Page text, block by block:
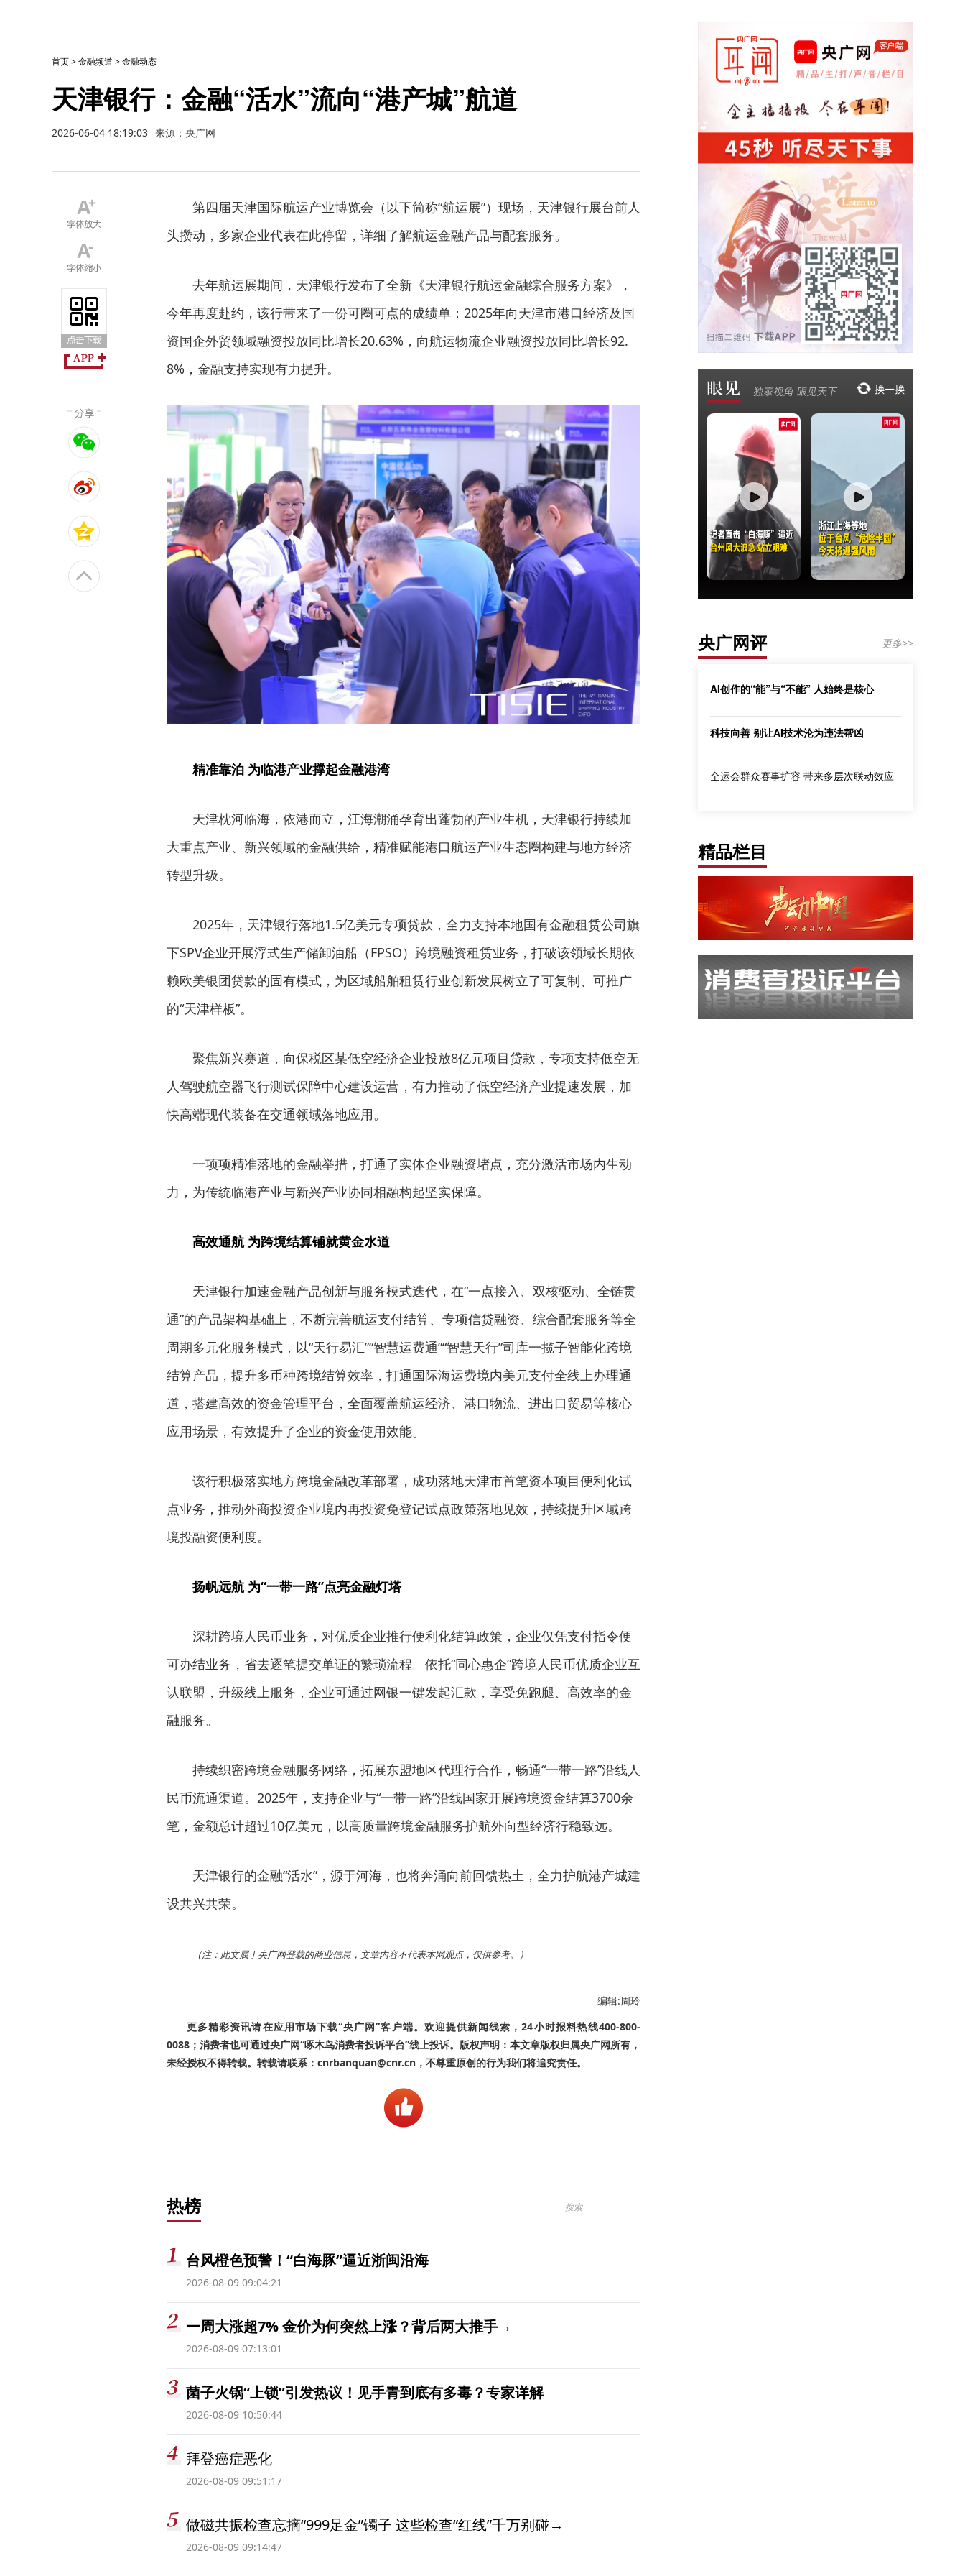
首页>金融频道 >金融动态
天津银行：金融“活水”流向“港产城”航道
2026-06-04 18:19:03 来源：央广网
第四届天津国际航运产业博览会（以下简称“航运展”）现场，天津银行展台前人
头攒动，多家企业代表在此停留，详细了解航运金融产品与配套服务。
去年航运展期间，天津银行发布了全新《天津银行航运金融综合服务方案》，
今年再度赴约，该行带来了一份可圈可点的成绩单：2025年向天津市港口经济及国
资国企外贸领域融资投放同比增长20.63%，向航运物流企业融资投放同比增长92.
8%，金融支持实现有力提升。
精准靠泊 为临港产业撑起金融港湾
天津枕河临海，依港而立，江海潮涌孕育出蓬勃的产业生机，天津银行持续加
大重点产业、新兴领域的金融供给，精准赋能港口航运产业生态圈构建与地方经济
转型升级。
2025年，天津银行落地1.5亿美元专项贷款，全力支持本地国有金融租赁公司旗
下SPV企业开展浮式生产储卸油船（FPSO）跨境融资租赁业务，打破该领域长期依
赖欧美银团贷款的固有模式，为区域船舶租赁行业创新发展树立了可复制、可推广
的“天津样板”。
聚焦新兴赛道，向保税区某低空经济企业投放8亿元项目贷款，专项支持低空无
人驾驶航空器飞行测试保障中心建设运营，有力推动了低空经济产业提速发展，加
快高端现代装备在交通领域落地应用。
一项项精准落地的金融举措，打通了实体企业融资堵点，充分激活市场内生动
力，为传统临港产业与新兴产业协同相融构起坚实保障。
高效通航 为跨境结算铺就黄金水道
天津银行加速金融产品创新与服务模式迭代，在“一点接入、双核驱动、全链贯
通”的产品架构基础上，不断完善航运支付结算、专项信贷融资、综合配套服务等全
周期多元化服务模式，以“天行易汇”“智慧运费通”“智慧天行”司库一揽子智能化跨境
结算产品，提升多币种跨境结算效率，打通国际海运费境内美元支付全线上办理通
道，搭建高效的资金管理平台，全面覆盖航运经济、港口物流、进出口贸易等核心
应用场景，有效提升了企业的资金使用效能。
该行积极落实地方跨境金融改革部署，成功落地天津市首笔资本项目便利化试
点业务，推动外商投资企业境内再投资免登记试点政策落地见效，持续提升区域跨
境投融资便利度。
扬帆远航 为“一带一路”点亮金融灯塔
深耕跨境人民币业务，对优质企业推行便利化结算政策，企业仅凭支付指令便
可办结业务，省去逐笔提交单证的繁琐流程。依托“同心惠企”跨境人民币优质企业互
认联盟，升级线上服务，企业可通过网银一键发起汇款，享受免跑腿、高效率的金
融服务。
持续织密跨境金融服务网络，拓展东盟地区代理行合作，畅通“一带一路”沿线人
民币流通渠道。2025年，支持企业与“一带一路”沿线国家开展跨境资金结算3700余
笔，金额总计超过10亿美元，以高质量跨境金融服务护航外向型经济行稳致远。
天津银行的金融“活水”，源于河海，也将奔涌向前回馈热土，全力护航港产城建
设共兴共荣。
（注：此文属于央广网登载的商业信息，文章内容不代表本网观点，仅供参考。）
编辑:周玲
更多精彩资讯请在应用市场下载“央广网”客户端。欢迎提供新闻线索，24小时报料热线400-800-
0088；消费者也可通过央广网“啄木鸟消费者投诉平台”线上投诉。版权声明：本文章版权归属央广网所有，
未经授权不得转载。转载请联系：cnrbanquan@cnr.cn，不尊重原创的行为我们将追究责任。
热榜
台风橙色预警！“白海豚”逼近浙闽沿海
2026-08-09 09:04:21
一周大涨超7% 金价为何突然上涨？背后两大推手→
2026-08-09 07:13:01
菌子火锅“上锁”引发热议！见手青到底有多毒？专家详解
2026-08-09 10:50:44
拜登癌症恶化
2026-08-09 09:51:17
做磁共振检查忘摘“999足金”镯子 这些检查“红线”千万别碰→
2026-08-09 09:14:47
央广网评 更多>>
AI创作的“能”与“不能” 人始终是核心
科技向善 别让AI技术沦为违法帮凶
全运会群众赛事扩容 带来多层次联动效应
精品栏目